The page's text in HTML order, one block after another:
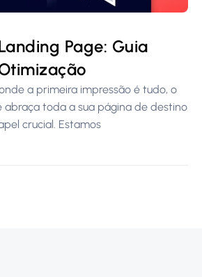
Page: Guia
a primeira impressão é tudo, o
abraça toda a sua página de destino
crucial. Estamos